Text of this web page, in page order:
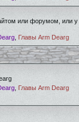
или форумом, или у
Главы Arm Dearg
Главы Arm Dearg